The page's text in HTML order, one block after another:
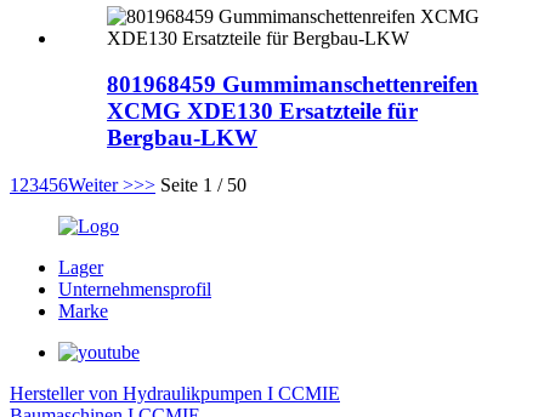
801968459 Gummimanschettenreifen
XCMG XDE130 Ersatzteile für
Bergbau-LKW
1 23456Weiter >>> Seite 1 / 50
Lager
Unternehmensprofil
Marke
Hersteller von Hydraulikpumpen I CCMIE